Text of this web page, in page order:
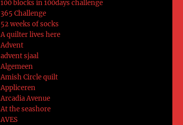
100 blocks in 100days challenge
365 Challenge
52 weeks of socks
A quilter lives here
Advent
advent sjaal
Algemeen
Amish Circle quilt
Appliceren
Arcadia Avenue
At the seashore
AVES